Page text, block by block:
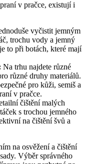
v pračce, existují i
vyčistit jemným
trochu vody a jemný
to při botách, které mají
Na trhu najdete různé
různé druhy materiálů.
pro kůži, semiš a
v pračce.
čištění malých
s trochou jemného
na čištění švů a
na osvěžení a čištění
Výběr správného